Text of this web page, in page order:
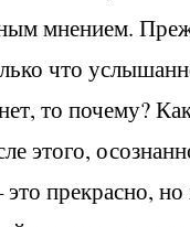
мнением.
что
то почему?
этого,
прекрасно,